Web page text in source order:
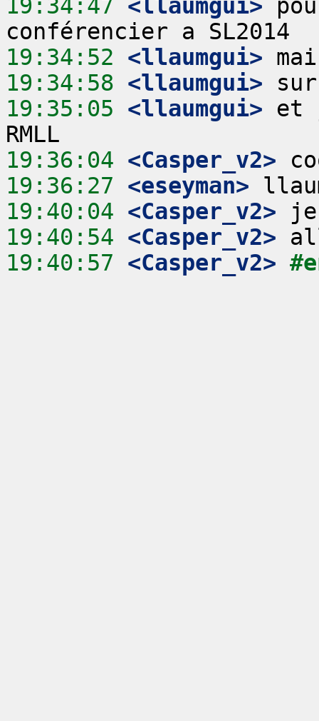
19:34:47 <llaumgui>
19:34:52 <llaumgui>
19:34:58 <llaumgui>
19:35:05 <llaumgui> et
19:36:04 <Casper_v2>
19:36:27 <eseyman>
19:40:04 <Casper_v2>
19:40:54 <Casper_v2>
19:40:57 <Casper_v2>